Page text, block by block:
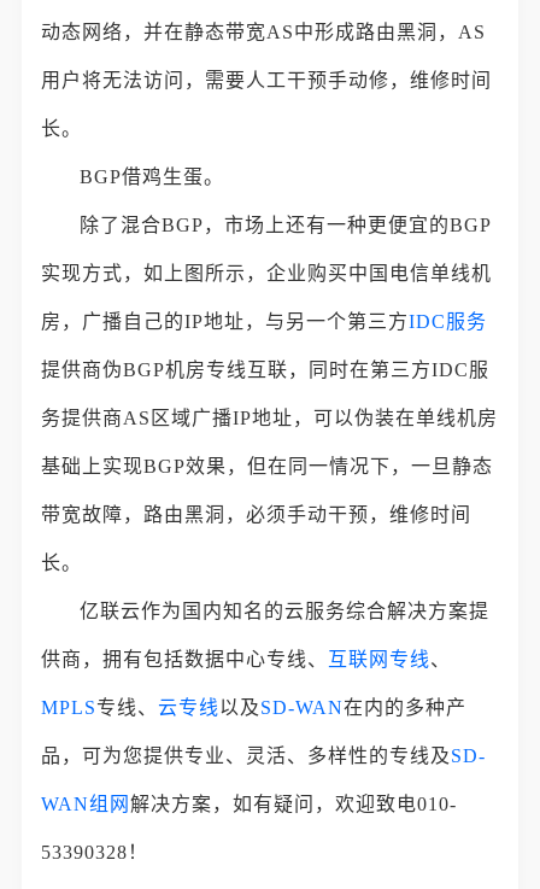
动态网络，并在静态带宽AS中形成路由黑洞，AS
用户将无法访问，需要人工干预手动修，维修时间
长。
BGP借鸡生蛋。
除了混合BGP，市场上还有一种更便宜的BGP
实现方式，如上图所示，企业购买中国电信单线机
房，广播自己的IP地址，与另一个第三方IDC服务
提供商伪BGP机房专线互联，同时在第三方IDC服
务提供商AS区域广播IP地址，可以伪装在单线机房
基础上实现BGP效果，但在同一情况下，一旦静态
带宽故障，路由黑洞，必须手动干预，维修时间
长。
亿联云作为国内知名的云服务综合解决方案提
供商，拥有包括数据中心专线、 互联网专线、
MPLS专线、云专线以及SD-WAN在内的多种产
品，可为您提供专业、灵活、多样性的专线及SD-
WAN组网解决方案，如有疑问，欢迎致电010-
53390328！